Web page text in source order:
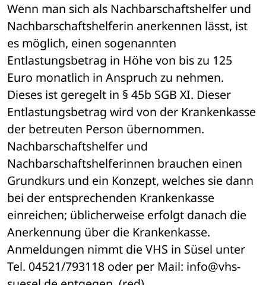
Wenn man sich als Nachbarschaftshelfer und
Nachbarschaftshelferin anerkennen lässt, ist
es möglich, einen sogenannten
Entlastungsbetrag in Höhe von bis zu 125
Euro monatlich in Anspruch zu nehmen.
Dieses ist geregelt in § 45b SGB XI. Dieser
Entlastungsbetrag wird von der Krankenkasse
der betreuten Person übernommen.
Nachbarschaftshelfer und
Nachbarschaftshelferinnen brauchen einen
Grundkurs und ein Konzept, welches sie dann
bei der entsprechenden Krankenkasse
einreichen; üblicherweise erfolgt danach die
Anerkennung über die Krankenkasse.
Anmeldungen nimmt die VHS in Süsel unter
Tel. 04521/793118 oder per Mail: info@vhs-